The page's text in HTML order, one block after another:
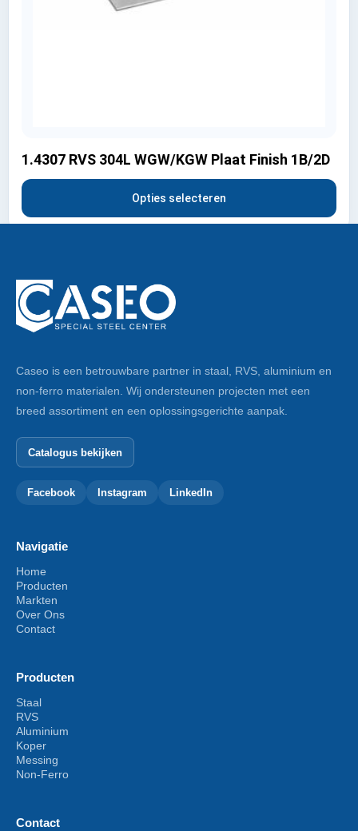
1.4307 RVS 304L WGW/KGW Plaat Finish 1B/2D
Opties selecteren
Caseo is een betrouwbare partner in staal, RVS, aluminium en
non-ferro materialen. Wij ondersteunen projecten met een
breed assortiment en een oplossingsgerichte aanpak.
Catalogus bekijken
Facebook Instagram LinkedIn
Navigatie
Home
Producten
Markten
Over Ons
Contact
Producten
Staal
RVS
Aluminium
Koper
Messing
Non-Ferro
Contact